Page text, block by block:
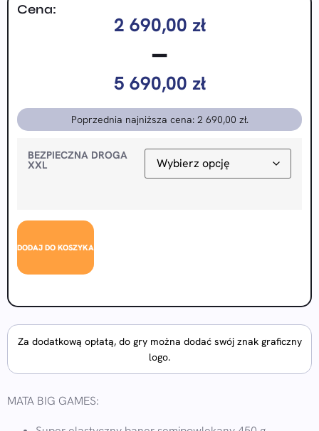
Cena:
2 690,00 zł
–
5 690,00 zł
Poprzednia najniższa cena: 2 690,00 zł.
BEZPIECZNA DROGA
XXL
DODAJ DO KOSZYKA
Za dodatkową opłatą, do gry można dodać swój znak graficzny
logo.
MATA BIG GAMES: